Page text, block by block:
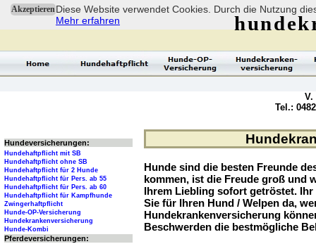
AkzeptierenDiese Website verwendet Cookies. Durch die Nutzung
Mehr erfahren
Hunde sind die besten Freunde
kommen, ist die Freude groß und
Ihrem Liebling sofort getröstet.
Sie für Ihren Hund / Welpen da,
Hundekrankenversicherung
Beschwerden die bestmögliche
Hundeversicherungen:
Hundehaftpflicht mit SB
Hundehaftpflicht ohne SB
Hundehaftpflicht für 2 Hunde
Hundehaftpflicht für Pers. ab 55
Hundehaftpflicht für Pers. ab 60
Hundehaftpflicht für Kampfhunde
Zwingerhaftpflicht
Hunde-OP-Versicherung
Hundekrankenversicherung
Hunde-Kombi
Pferdeversicherungen:
V.
Tel.: